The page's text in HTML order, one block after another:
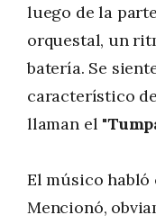
luego de la
orquestal, un
batería. Se
característico
llaman el "
El músico habló
Mencionó,